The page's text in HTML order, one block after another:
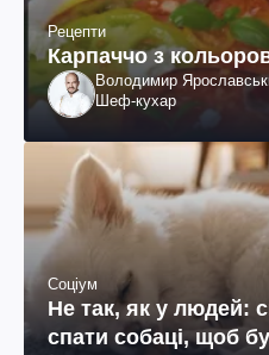
Рецепти
Карпаччо з
Володимир
Шеф-кухар
Соціум
Не так, як у людей:
спати собаці, щоб